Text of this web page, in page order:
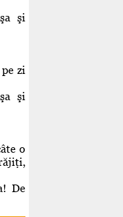
şi
zi
şi
o
De